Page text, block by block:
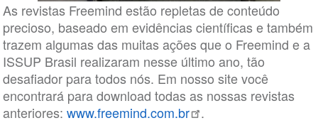
As revistas Freemind estão repletas de conteúdo
precioso, baseado em evidências científicas e também
trazem algumas das muitas ações que o Freemind e a
ISSUP Brasil realizaram nesse último ano, tão
desafiador para todos nós. Em nosso site você
encontrará para download todas as nossas revistas
anteriores: www.freemind.com.br
.